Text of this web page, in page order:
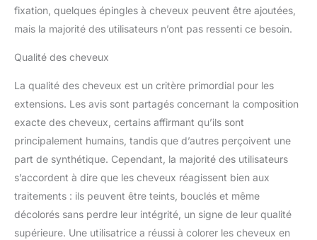
naturelle pour les
extensions comme nos
propres cheveux.
essentielle à l'extrémité
évitera les frisottis.
fixation, quelques épingles à cheveux peuvent être ajoutées,
mais la majorité des utilisateurs n’ont pas ressenti ce besoin.
Qualité des cheveux
La qualité des cheveux est un critère primordial pour les
extensions. Les avis sont partagés concernant la composition
exacte des cheveux, certains affirmant qu’ils sont
principalement humains, tandis que d’autres perçoivent une
part de synthétique. Cependant, la majorité des utilisateurs
s’accordent à dire que les cheveux réagissent bien aux
traitements : ils peuvent être teints, bouclés et même
décolorés sans perdre leur intégrité, un signe de leur qualité
supérieure. Une utilisatrice a réussi à colorer les cheveux en